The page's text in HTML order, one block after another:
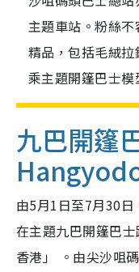
主題車站。粉絲
精品，包括毛絨
乘主題開篷巴士模
九巴開篷
由5月1日至7月30
在主題九巴開篷巴
香港」 。由尖沙咀